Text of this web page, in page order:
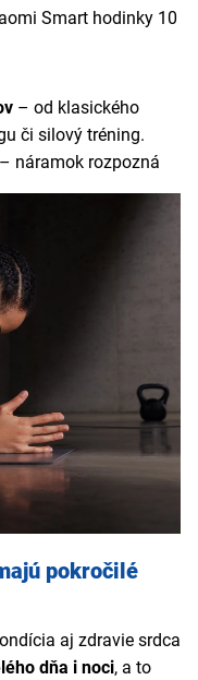
Smart hodinky 10
– od klasického
či silový tréning.
– náramok rozpozná
aktívne dni a
pokročilé
aj zdravie srdca
dňa i noci, a to